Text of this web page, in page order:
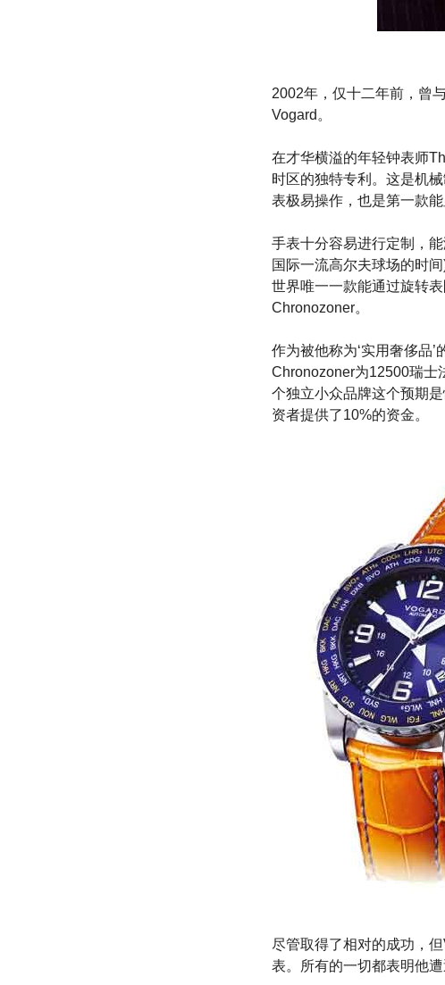
2002年，仅十二年前，曾
Vogard。
在才华横溢的年轻钟表师
时区的独特专利。这是机
表极易操作，也是第一款
手表十分容易进行定制，
国际一流高尔夫球场的时
世界唯一一款能通过旋转
Chronozoner。
作为被他称为‘实用奢侈品
Chronozoner为12500瑞士
个独立小众品牌这个预期
资者提供了10%的资金。
尽管取得了相对的成功，
表。所有的一切都表明他遭